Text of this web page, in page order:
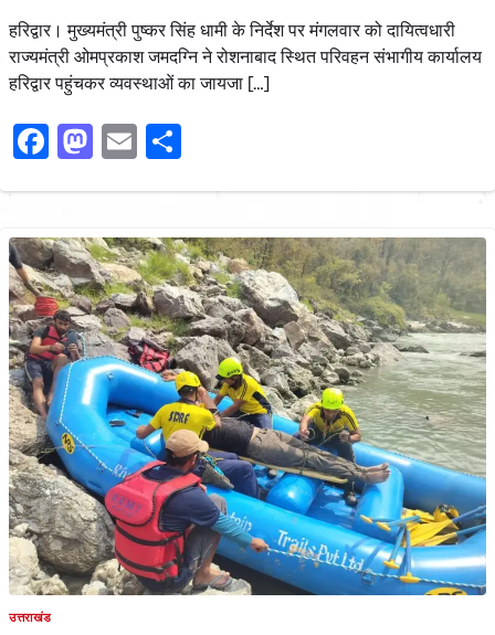
हरिद्वार। मुख्यमंत्री पुष्कर सिंह धामी के निर्देश पर मंगलवार को दायित्वधारी
राज्यमंत्री ओमप्रकाश जमदग्नि ने रोशनाबाद स्थित परिवहन संभागीय कार्यालय
हरिद्वार पहुंचकर व्यवस्थाओं का जायजा […]
Facebook
Mastodon
Email
उत्तराखंड